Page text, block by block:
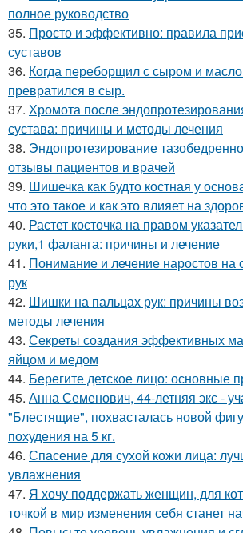
полное руководство
35. Просто и эффективно: правила
суставов
36. Когда переборщил с сыром и
превратился в сыр.
37. Хромота после
сустава: причины и методы лечения
38. Эндопротезирование
отзывы пациентов и врачей
39. Шишечка как будто костная у
что это такое и как это влияет на
40. Растет косточка на правом
руки,1 фаланга: причины и лечение
41. Понимание и лечение наростов на
рук
42. Шишки на пальцах рук: причины
методы лечения
43. Секреты создания эффективных
яйцом и медом
44. Берегите детское лицо: основные
45. Анна Семенович, 44-летняя экс -
"Блестящие", похвасталась новой
похудения на 5 кг.
46. Спасение для сухой кожи лица:
увлажнения
47. Я хочу поддержать женщин, для
точкой в мир изменения себя станет